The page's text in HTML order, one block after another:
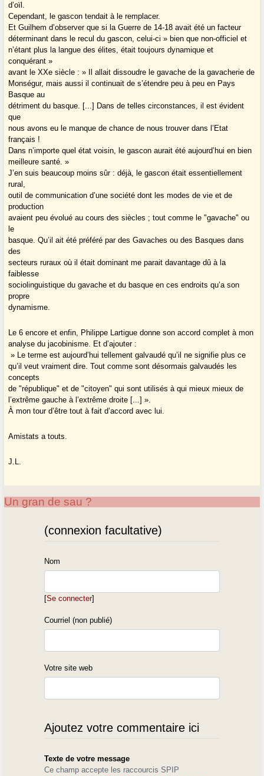
d’oïl.
Cependant, le gascon tendait à le remplacer.
Et Guilhem d’observer que si la Guerre de 14-18 avait été un facteur
déterminant dans le recul du gascon, celui-ci » bien que non-officiel et
n’étant plus la langue des élites, était toujours dynamique et
conquérant »
avant le XXe siècle : » Il allait dissoudre le gavache de la gavacherie de
Monségur, mais aussi il continuait de s’étendre peu à peu en Pays
Basque au
détriment du basque. [...] Dans de telles circonstances, il est évident
que
nous avons eu le manque de chance de nous trouver dans l’Etat
français !
Dans n’importe quel état voisin, le gascon aurait été aujourd’hui en bien
meilleure santé. »
J’en suis beaucoup moins sûr : déjà, le gascon était essentiellement
rural,
outil de communication d’une société dont les modes de vie et de
production
avaient peu évolué au cours des siècles ; tout comme le "gavache" ou
le
basque. Qu’il ait été préféré par des Gavaches ou des Basques dans
des
secteurs ruraux où il était dominant me parait davantage dû à la
faiblesse
sociolinguistique du gavache et du basque en ces endroits qu’a son
propre
dynamisme.
Le 6 encore et enfin, Philippe Lartigue donne son accord complet à mon
analyse du jacobinisme. Et d’ajouter :
» Le terme est aujourd’hui tellement galvaudé qu’il ne signifie plus ce
qu’il veut vraiment dire. Tout comme sont désormais galvaudés les
concepts
de "république" et de "citoyen" qui sont utilisés à qui mieux mieux de
l’extrême gauche à l’extrême droite [...] ».
À mon tour d’être tout à fait d’accord avec lui.
Amistats a touts.
J.L.
Un gran de sau ?
(connexion facultative)
Nom
[Se connecter]
Courriel (non publié)
Votre site web
Ajoutez votre commentaire ici
Texte de votre message
Ce champ accepte les raccourcis SPIP